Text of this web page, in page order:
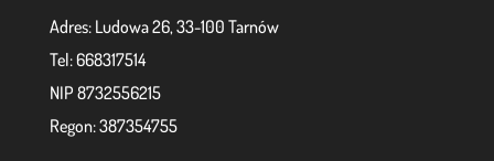
Adres: Ludowa 26, 33-100 Tarnów
Tel: 668317514
NIP 8732556215
Regon: 387354755